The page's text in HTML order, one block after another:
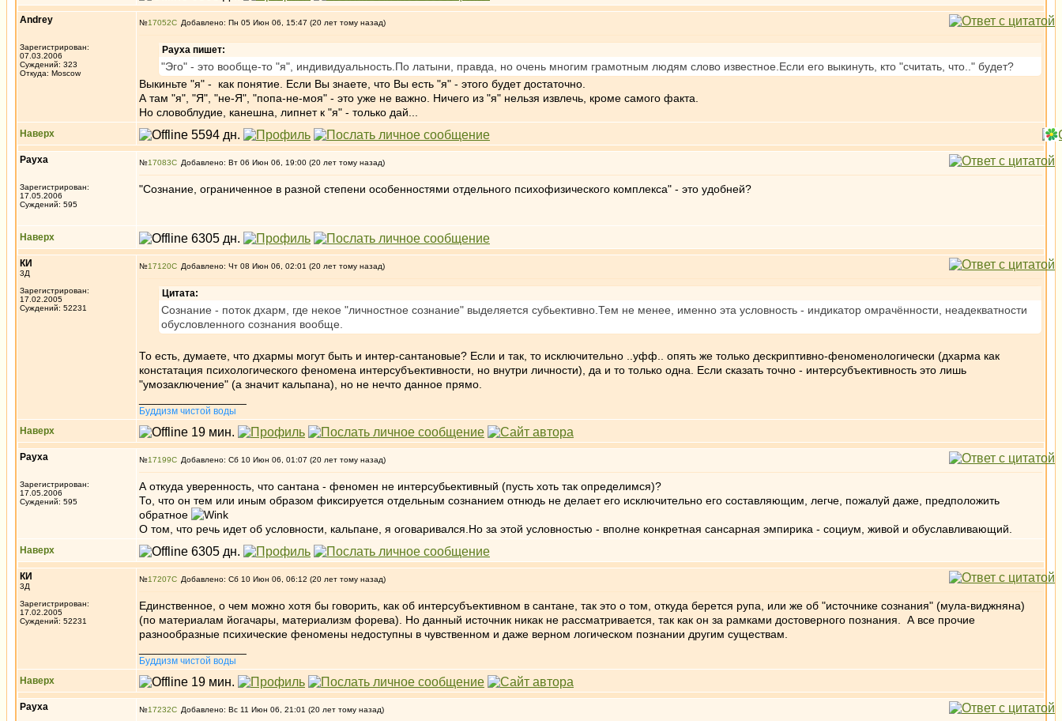
Andrey
Зарегистрирован:
07.03.2006
Суждений: 323
Откуда: Moscow
№17052 Добавлено: Пн 05 Июн 06, 15:47 (20 лет тому назад)
Рауха пишет:
"Эго" - это вообще-то "я", индивидуальность.По латыни, правда, но очень многим грамотным людям слово известное.Если его выкинуть, кто "считать, что.." будет?
Выкиньте "я" - как понятие. Если Вы знаете, что Вы есть "я" - этого будет достаточно.
А там "я", "Я", "не-Я", "попа-не-моя" - это уже не важно. Ничего из "я" нельзя извлечь, кроме самого факта.
Но словоблудие, канешна, липнет к "я" - только дай...
Наверх
Рауха
Зарегистрирован:
17.05.2006
Суждений: 595
№17083 Добавлено: Вт 06 Июн 06, 19:00 (20 лет тому назад)
"Сознание, ограниченное в разной степени особенностями отдельного психофизического комплекса" - это удобней?
Наверх
КИ
3Д
Зарегистрирован:
17.02.2005
Суждений: 52231
№17120 Добавлено: Чт 08 Июн 06, 02:01 (20 лет тому назад)
Цитата:
Сознание - поток дхарм, где некое "личностное сознание" выделяется субьективно.Тем не менее, именно эта условность - индикатор омрачённости, неадекватности
обусловленного сознания вообще.
То есть, думаете, что дхармы могут быть и интер-сантановые? Если и так, то исключительно ..уфф.. опять же только дескриптивно-феноменологически (дхарма как
констатация психологического феномена интерсубъективности, но внутри личности), да и то только одна. Если сказать точно - интерсубъективность это лишь
"умозаключение" (а значит кальпана), но не нечто данное прямо.
Буддизм чистой воды
Наверх
Рауха
Зарегистрирован:
17.05.2006
Суждений: 595
№17199 Добавлено: Сб 10 Июн 06, 01:07 (20 лет тому назад)
А откуда уверенность, что сантана - феномен не интерсубьективный (пусть хоть так определимся)?
То, что он тем или иным образом фиксируется отдельным сознанием отнюдь не делает его исключительно его составляющим, легче, пожалуй даже, предположить
обратное
О том, что речь идет об условности, кальпане, я оговаривался.Но за этой условностью - вполне конкретная сансарная эмпирика - социум, живой и обуславливающий.
Наверх
КИ
3Д
Зарегистрирован:
17.02.2005
Суждений: 52231
№17207 Добавлено: Сб 10 Июн 06, 06:12 (20 лет тому назад)
Единственное, о чем можно хотя бы говорить, как об интерсубъективном в сантане, так это о том, откуда берется рупа, или же об "источнике сознания" (мула-виджняна)
(по материалам йогачары, материализм форева). Но данный источник никак не рассматривается, так как он за рамками достоверного познания. А все прочие
разнообразные психические феномены недоступны в чувственном и даже верном логическом познании другим существам.
Буддизм чистой воды
Наверх
Рауха №17232 Добавлено: Вс 11 Июн 06, 21:01 (20 лет тому назад)